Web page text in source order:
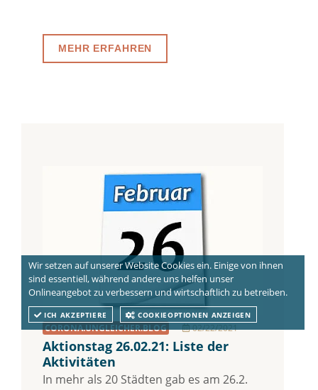
Wir setzen auf unserer Website Cookies ein. Einige von ihnen
sind essentiell, während andere uns helfen unser
Onlineangebot zu verbessern und wirtschaftlich zu betreiben.
ICH AKZEPTIERE COOKIEOPTIONEN ANZEIGEN
MEHR ERFAHREN
CORONA.UNGLEICHER.BLOG 02/22/2021
Aktionstag 26.02.21: Liste der
Aktivitäten
In mehr als 20 Städten gab es am 26.2.